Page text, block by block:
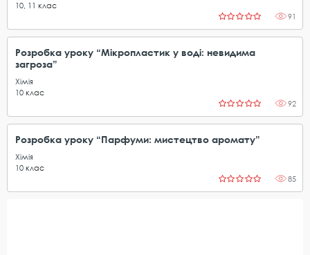
10 11 клас
91
Розробка уроку “Мікропластик у воді: невидима
загроза”
Хімія
10 клас
92
Розробка уроку “Парфуми: мистецтво аромату”
Хімія
10 клас
85